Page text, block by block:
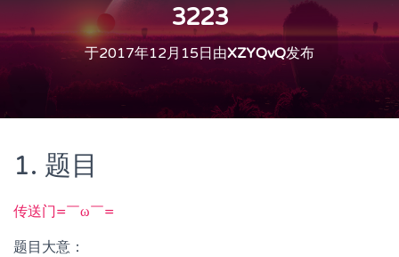
3223
于2017年12月15日 由XZYQvQ发布
1. 题目
传送门=￣ω￣=
题目大意：